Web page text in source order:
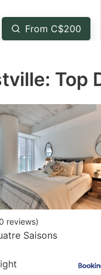
From C$200
Top
reviews)
Saisons